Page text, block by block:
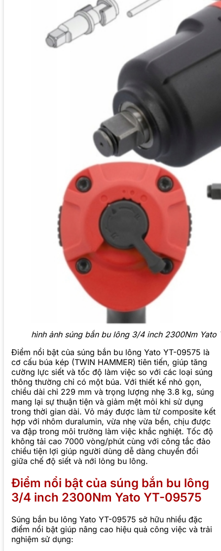
hình ảnh súng bắn bu lông 3/4 inch 2300Nm Yato
Điểm nổi bật của súng bắn bu lông Yato YT-09575 là
cơ cấu búa kép (TWIN HAMMER) tiên tiến, giúp tăng
cường lực siết và tốc độ làm việc so với các loại súng
thông thường chỉ có một búa. Với thiết kế nhỏ gọn,
chiều dài chỉ 229 mm và trọng lượng nhẹ 3.8 kg, súng
mang lại sự thuận tiện và giảm mệt mỏi khi sử dụng
trong thời gian dài. Vỏ máy được làm từ composite kết
hợp với nhôm duralumin, vừa nhẹ vừa bền, chịu được
va đập trong môi trường làm việc khắc nghiệt. Tốc độ
không tải cao 7000 vòng/phút cùng với công tắc đảo
chiều tiện lợi giúp người dùng dễ dàng chuyển đổi
giữa chế độ siết và nới lỏng bu lông.
Điểm nổi bật của súng bắn bu lông
3/4 inch 2300Nm Yato YT-09575
Súng bắn bu lông Yato YT-09575 sở hữu nhiều đặc
điểm nổi bật giúp nâng cao hiệu quả công việc và trải
nghiệm sử dụng: